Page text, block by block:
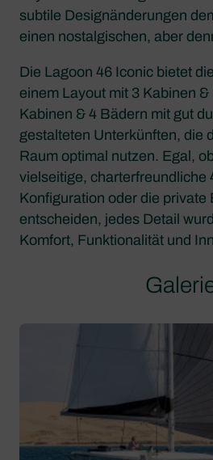
subtile Designänderungen
einen nostalgischen, aber
Die Lagoon 46 Iconic bietet
einem Layout mit 3 Kabinen
Kabinen & 4 Bädern mit gut
gestalteten Unterkünften, die
Raum optimal nutzen. Egal,
vielseitige, charterfreundliche
Konfiguration oder die private
entscheiden, jedes Detail
Komfort, Funktionalität und